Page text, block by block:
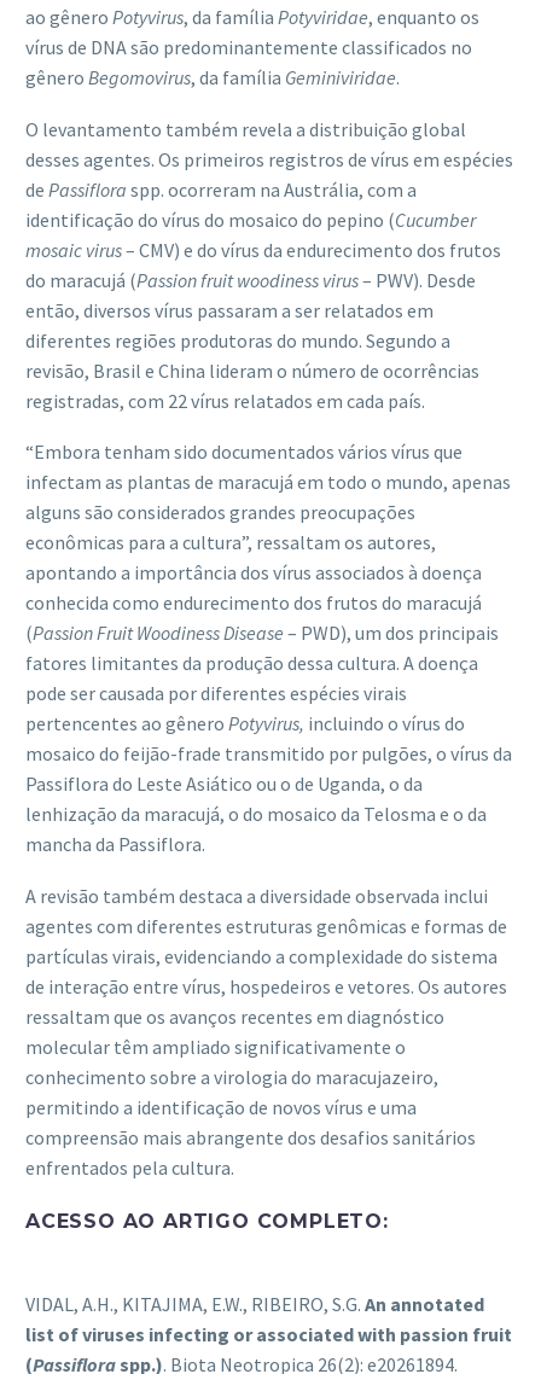
ao gênero Potyvirus, da família Potyviridae, enquanto os
vírus de DNA são predominantemente classificados no
gênero Begomovirus, da família Geminiviridae.
O levantamento também revela a distribuição global
desses agentes. Os primeiros registros de vírus em espécies
de Passiflora spp. ocorreram na Austrália, com a
identificação do vírus do mosaico do pepino (Cucumber
mosaic virus– CMV) e do vírus da endurecimento dos frutos
do maracujá (Passion fruit woodiness virus– PWV). Desde
então, diversos vírus passaram a ser relatados em
diferentes regiões produtoras do mundo. Segundo a
revisão, Brasil e China lideram o número de ocorrências
registradas, com 22 vírus relatados em cada país.
“Embora tenham sido documentados vários vírus que
infectam as plantas de maracujá em todo o mundo, apenas
alguns são considerados grandes preocupações
econômicas para a cultura”, ressaltam os autores,
apontando a importância dos vírus associados à doença
conhecida como endurecimento dos frutos do maracujá
(Passion Fruit Woodiness Disease – PWD), um dos principais
fatores limitantes da produção dessa cultura. A doença
pode ser causada por diferentes espécies virais
pertencentes ao gênero Potyvirus, incluindo o vírus do
mosaico do feijão-frade transmitido por pulgões, o vírus da
Passiflora do Leste Asiático ou o de Uganda, o da
lenhização da maracujá, o do mosaico da Telosma e o da
mancha da Passiflora.
A revisão também destaca a diversidade observada inclui
agentes com diferentes estruturas genômicas e formas de
partículas virais, evidenciando a complexidade do sistema
de interação entre vírus, hospedeiros e vetores. Os autores
ressaltam que os avanços recentes em diagnóstico
molecular têm ampliado significativamente o
conhecimento sobre a virologia do maracujazeiro,
permitindo a identificação de novos vírus e uma
compreensão mais abrangente dos desafios sanitários
enfrentados pela cultura.
ACESSO AO ARTIGO COMPLETO:
VIDAL, A.H., KITAJIMA, E.W., RIBEIRO, S.G. An annotated
list of viruses infecting or associated with passion fruit
(Passifloraspp.). Biota Neotropica 26(2): e20261894.